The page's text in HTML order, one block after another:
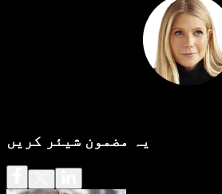
یہ مضمون شیئر کریں